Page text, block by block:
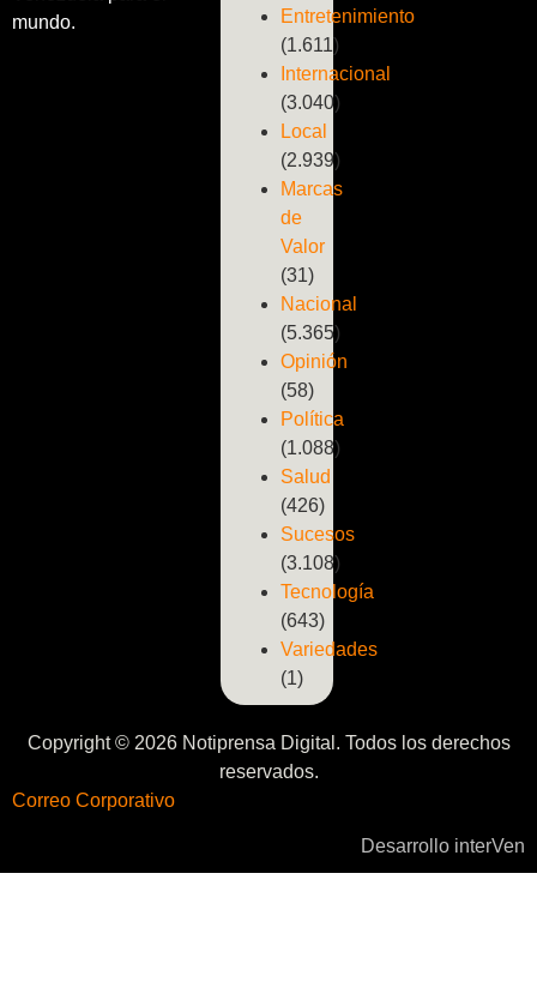
mundo.
Entretenimiento
(1.611)
Internacional
(3.040)
Local
(2.939)
Marcas
de
Valor
(31)
Nacional
(5.365)
Opinión
(58)
Política
(1.088)
Salud
(426)
Sucesos
(3.108)
Tecnología
(643)
Variedades
(1)
Copyright © 2026 Notiprensa Digital. Todos los derechos
reservados.
Correo Corporativo
Desarrollo interVen